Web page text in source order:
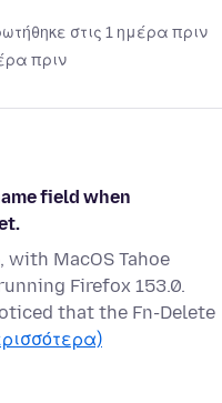
στις 1 ημέρα πριν
πριν
field when
with MacOS Tahoe
Firefox 153.0.
that the Fn-Delete